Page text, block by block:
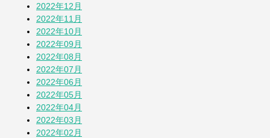
2022年12月
2022年11月
2022年10月
2022年09月
2022年08月
2022年07月
2022年06月
2022年05月
2022年04月
2022年03月
2022年02月